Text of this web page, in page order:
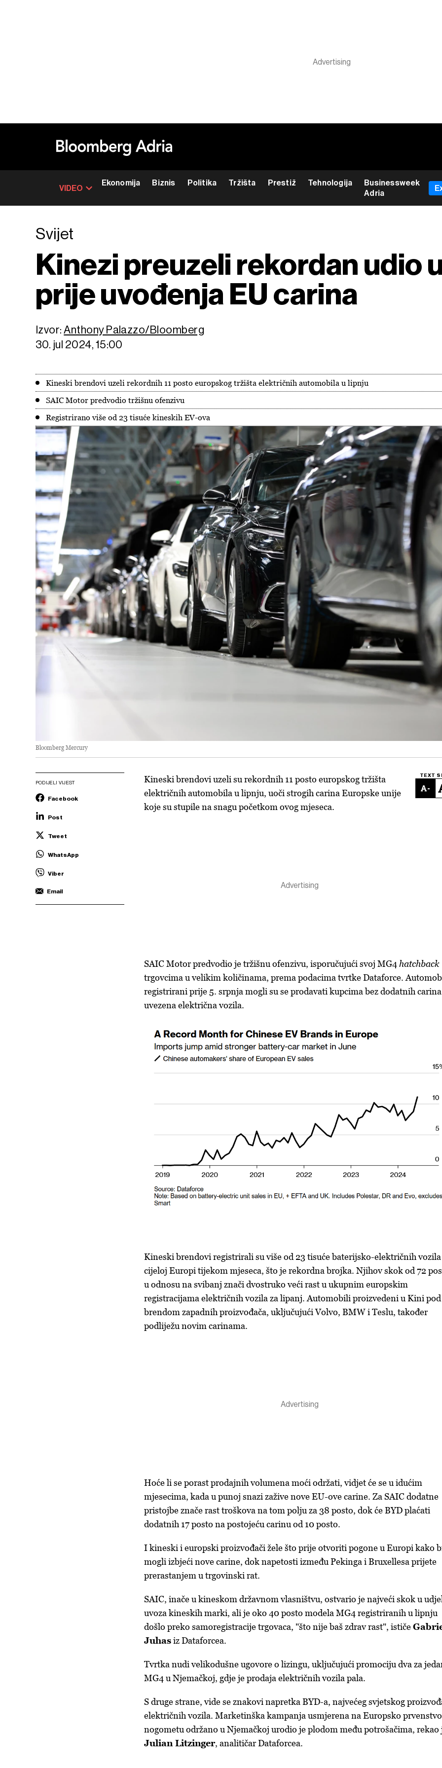
VIDEO
Ekonomija Biznis Politika Tržišta Prestiž Tehnologija
Businessweek
Adria
Svijet
Kinezi preuzeli rekordan udio
prije uvođenja EU carina
Izvor:Anthony Palazzo/Bloomberg
30. jul 2024, 15:00
Kineski brendovi uzeli rekordnih 11 posto europskog tržišta električnih automobila u lipnju
SAIC Motor predvodio tržišnu ofenzivu
Registrirano više od 23 tisuće kineskih EV-ova
Bloomberg Mercury
PODIJELI VIJEST
Facebook
Post
Tweet
WhatsApp
Viber
Email
TEXT
-
Kineski brendovi uzeli su rekordnih 11 posto europskog tržišta
električnih automobila u lipnju, uoči strogih carina Europske unije
koje su stupile na snagu početkom ovog mjeseca.
SAIC Motor predvodio je tržišnu ofenzivu, isporučujući svoj MG4hatchback
trgovcima u velikim količinama, prema podacima tvrtke Dataforce.
registrirani prije 5. srpnja mogli su se prodavati kupcima bez dodatnih
uvezena električna vozila.
Kineski brendovi registrirali su više od 23 tisuće baterijsko-električnih vozila
cijeloj Europi tijekom mjeseca, što je rekordna brojka. Njihov skok od 72
u odnosu na svibanj znači dvostruko veći rast u ukupnim europskim
registracijama električnih vozila za lipanj. Automobili proizvedeni u Kini pod
brendom zapadnih proizvođača, uključujući Volvo, BMW i Teslu, također
podliježu novim carinama.
Hoće li se porast prodajnih volumena moći održati, vidjet će se u idućim
mjesecima, kada u punoj snazi zažive nove EU-ove carine. Za SAIC dodatne
pristojbe znače rast troškova na tom polju za 38 posto, dok će BYD plaćati
dodatnih 17 posto na postojeću carinu od 10 posto.
I kineski i europski proizvođači žele što prije otvoriti pogone u Europi kako
mogli izbjeći nove carine, dok napetosti između Pekinga i Bruxellesa prijete
prerastanjem u trgovinski rat.
SAIC, inače u kineskom državnom vlasništvu, ostvario je najveći skok u
uvoza kineskih marki, ali je oko 40 posto modela MG4 registriranih u lipnju
došlo preko samoregistracije trgovaca, "što nije baš zdrav rast", ističe
Juhasiz Dataforcea.
Tvrtka nudi velikodušne ugovore o lizingu, uključujući promociju dva za
MG4 u Njemačkoj, gdje je prodaja električnih vozila pala.
S druge strane, vide se znakovi napretka BYD-a, najvećeg svjetskog
električnih vozila. Marketinška kampanja usmjerena na Europsko
nogometu održano u Njemačkoj urodio je plodom među potrošačima, rekao
Julian Litzinger, analitičar Dataforcea.